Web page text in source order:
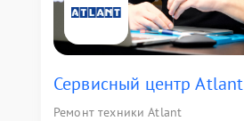
Сервисный центр Atlant
Ремонт техники Atlant